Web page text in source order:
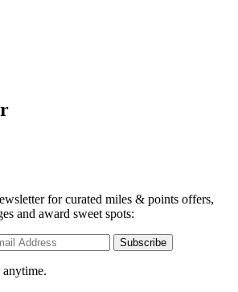
for curated miles & points offers,
and award sweet spots:
Subscribe